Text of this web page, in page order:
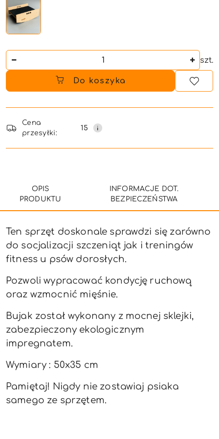
szt.
Do koszyka
i
dostawa
Cena
przesyłki:
15
OPIS
PRODUKTU
INFORMACJE DOT.
BEZPIECZEŃSTWA
Ten sprzęt doskonale sprawdzi się zarówno
do socjalizacji szczeniąt jak i treningów
fitness u psów dorosłych.
Pozwoli wypracować kondycję ruchową
oraz wzmocnić mięśnie.
Bujak został wykonany z mocnej sklejki,
zabezpieczony ekologicznym
impregnatem.
Wymiary : 50x35 cm
Pamiętaj! Nigdy nie zostawiaj psiaka
samego ze sprzętem.